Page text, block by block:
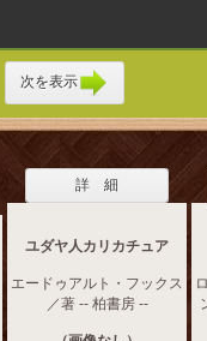
次を表示
詳 細
ユダヤ人カリカチュア
エードゥアルト・フックス
／著 -- 柏書房 --